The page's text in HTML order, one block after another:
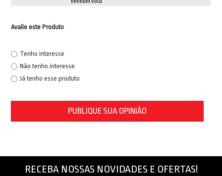
Avalie este Produto
Tenho interesse
Não tenho interesse
Já tenho esse produto
PUBLIQUE SUA OPINIÃO
RECEBA NOSSAS NOVIDADES E OFERTAS!